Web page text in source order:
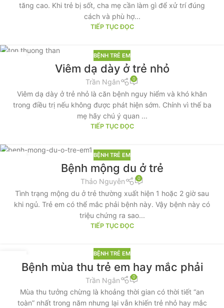
tăng cao. Khi trẻ bị sốt, cha mẹ cần làm gì để xử trí đúng
cách và phù hợ...
TIẾP TỤC ĐỌC
BỆNH TRẺ EM
Viêm dạ dày ở trẻ nhỏ
Trần Ngân 0
Viêm dạ dày ở trẻ nhỏ là căn bệnh nguy hiểm và khó khăn
trong điều trị nếu không được phát hiện sớm. Chính vì thế ba
mẹ hãy chú ý quan ...
TIẾP TỤC ĐỌC
BỆNH TRẺ EM
Bệnh mộng du ở trẻ
Thảo Nguyễn 0
Tình trạng mộng du ở trẻ thường xuất hiện 1 hoặc 2 giờ sau
khi ngủ. Trẻ em có thể mắc phải bệnh này. Vậy bệnh này có
triệu chứng ra sao...
TIẾP TỤC ĐỌC
BỆNH TRẺ EM
Bệnh mùa thu trẻ em hay mắc phải
Trần Ngân 0
Mùa thu tưởng chừng là khoảng thời gian có thời tiết “an
toàn” nhất trong năm nhưng lại vẫn khiến trẻ nhỏ hay mắc